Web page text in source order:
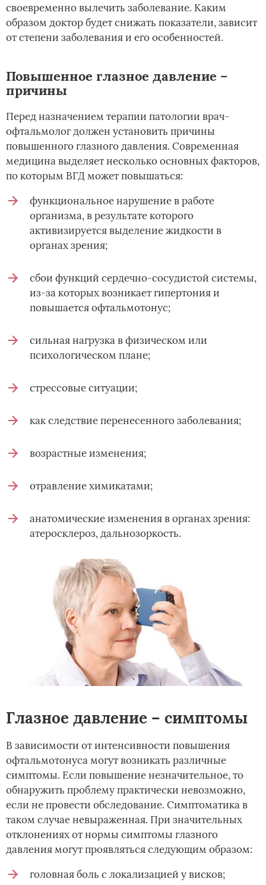
своевременно вылечить заболевание. Каким
образом доктор будет снижать показатели, зависит
от степени заболевания и его особенностей.
Повышенное глазное давление –
причины
Перед назначением терапии патологии врач-
офтальмолог должен установить причины
повышенного глазного давления. Современная
медицина выделяет несколько основных факторов,
по которым ВГД может повышаться:
функциональное нарушение в работе
организма, в результате которого
активизируется выделение жидкости в
органах зрения;
сбои функций сердечно-сосудистой системы,
из-за которых возникает гипертония и
повышается офтальмотонус;
сильная нагрузка в физическом или
психологическом плане;
стрессовые ситуации;
как следствие перенесенного заболевания;
возрастные изменения;
отравление химикатами;
анатомические изменения в органах зрения:
атеросклероз, дальнозоркость.
Глазное давление – симптомы
В зависимости от интенсивности повышения
офтальмотонуса могут возникать различные
симптомы. Если повышение незначительное, то
обнаружить проблему практически невозможно,
если не провести обследование. Симптоматика в
таком случае невыраженная. При значительных
отклонениях от нормы симптомы глазного
давления могут проявляться следующим образом:
головная боль с локализацией у висков;